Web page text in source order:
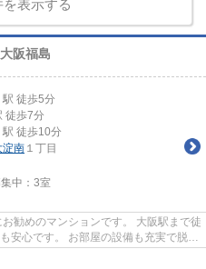
を表示する
阪福島
駅 徒歩5分
徒歩7分
駅 徒歩10分
淀南 １丁目
中： 3室
勧めのマンションです。 大阪駅まで徒
安心です。 お部屋の設備も充実で脱衣